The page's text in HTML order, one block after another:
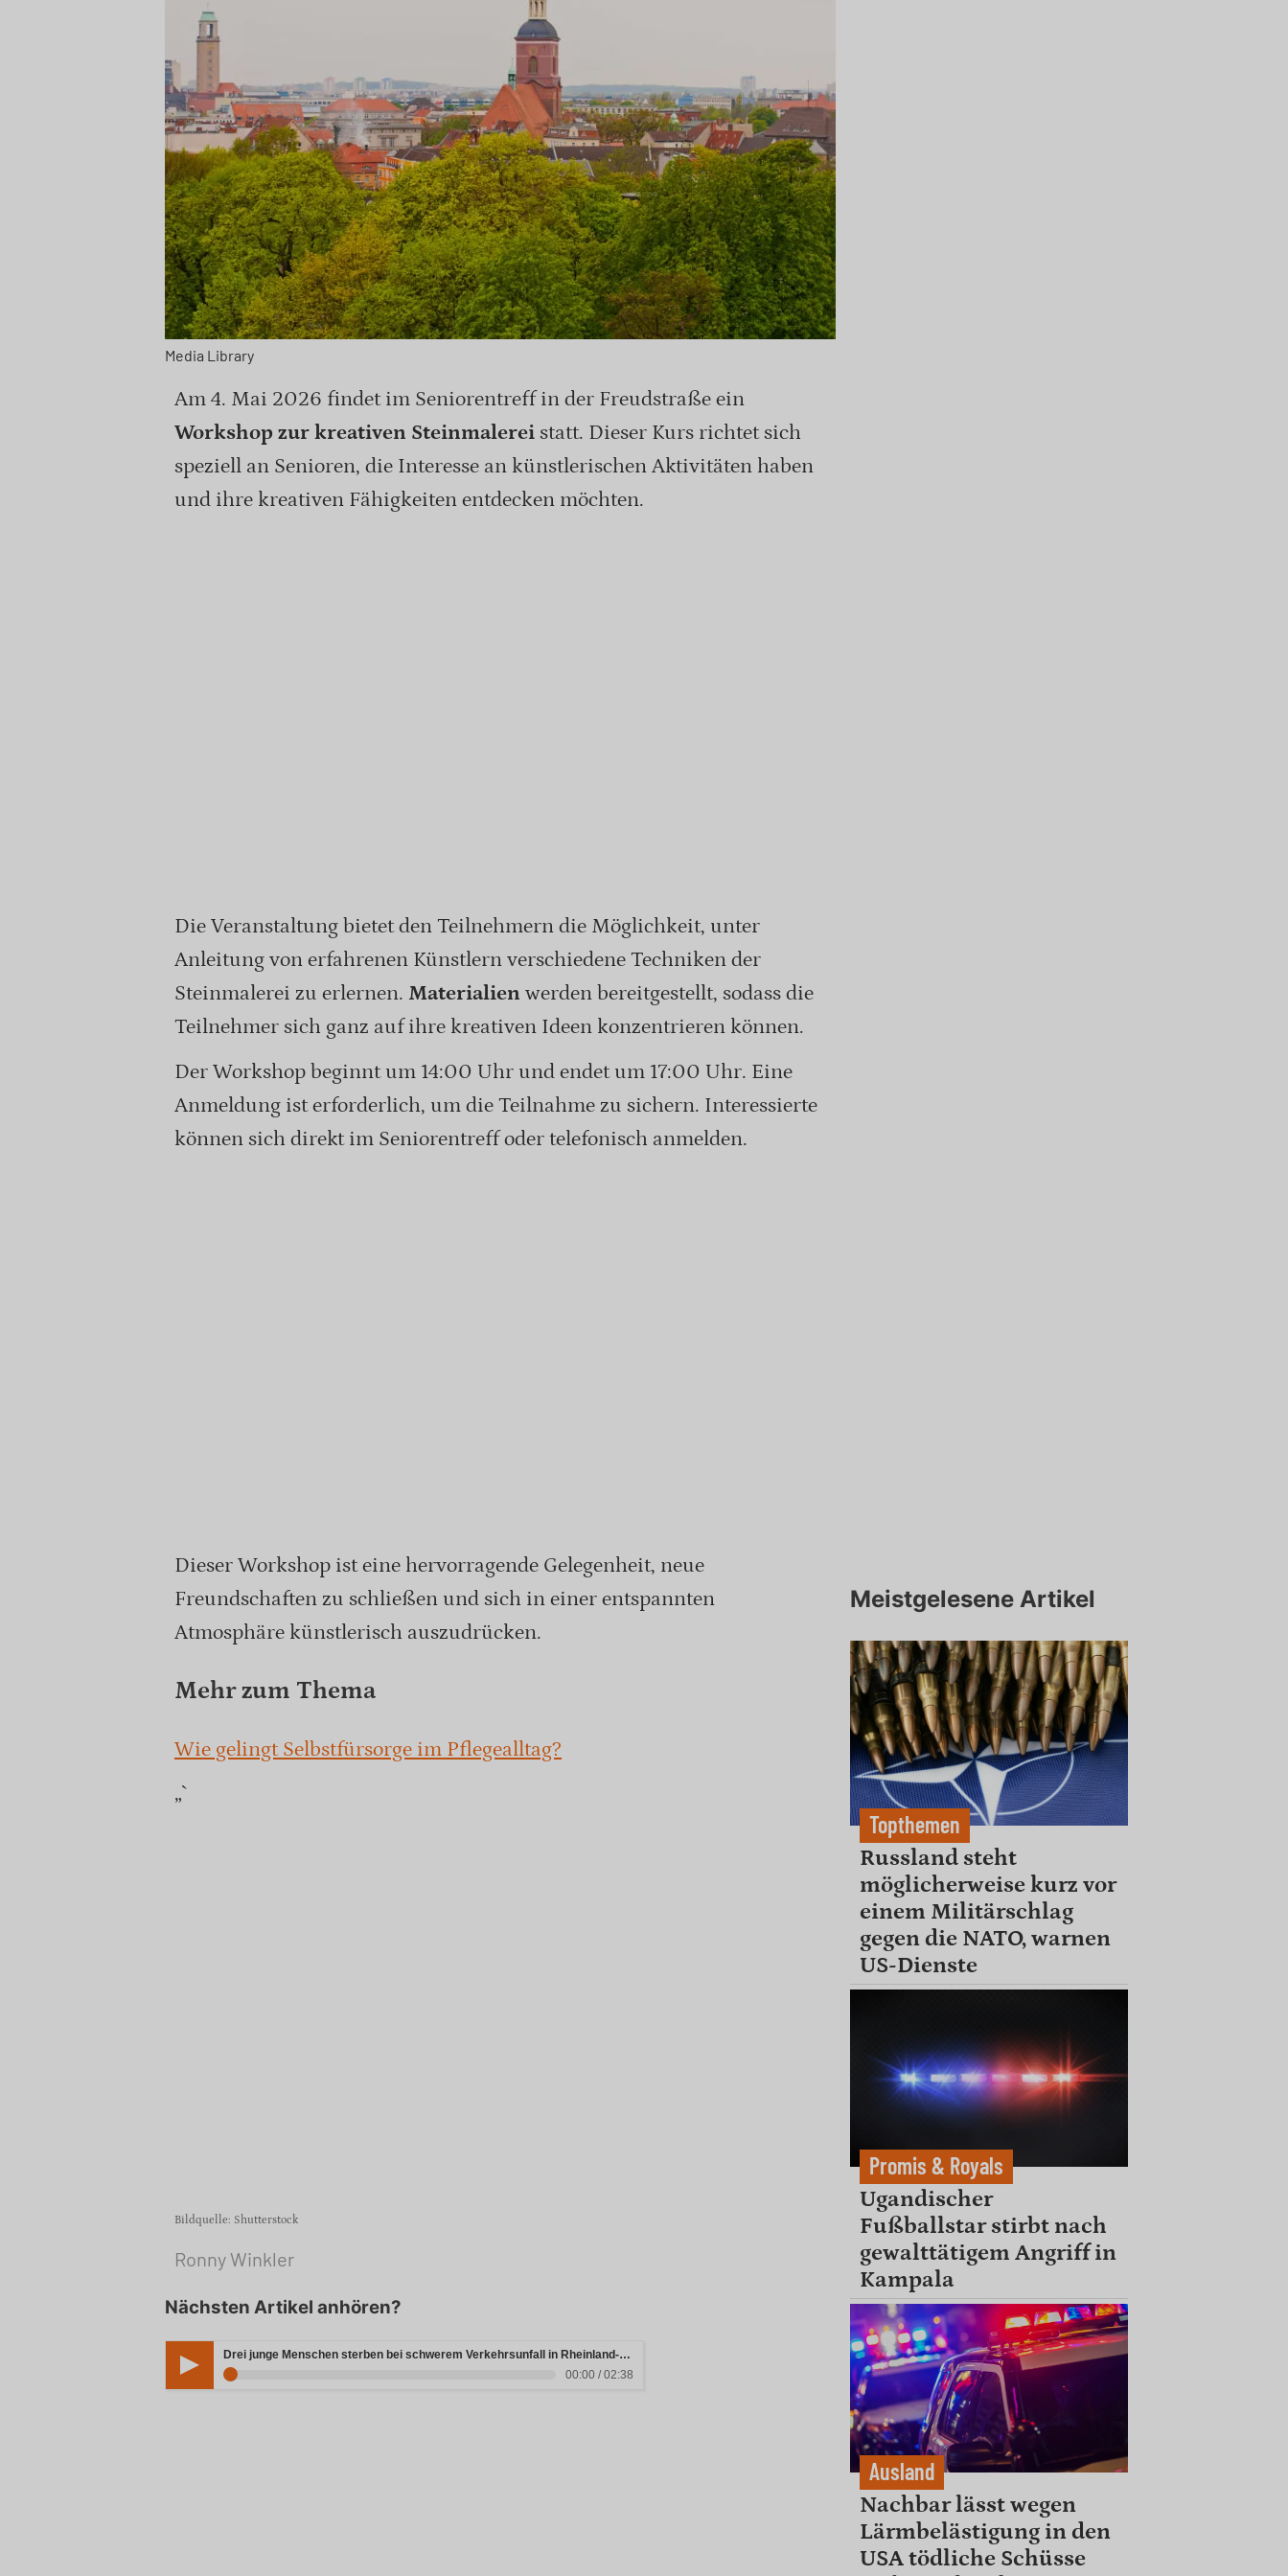
Media Library
Am 4. Mai 2026 findet im Seniorentreff in der Freudstraße ein
Workshop zur kreativen Steinmalerei statt. Dieser Kurs richtet sich
speziell an Senioren, die Interesse an künstlerischen Aktivitäten haben
und ihre kreativen Fähigkeiten entdecken möchten.
Die Veranstaltung bietet den Teilnehmern die Möglichkeit, unter
Anleitung von erfahrenen Künstlern verschiedene Techniken der
Steinmalerei zu erlernen. Materialien werden bereitgestellt, sodass die
Teilnehmer sich ganz auf ihre kreativen Ideen konzentrieren können.
Der Workshop beginnt um 14:00 Uhr und endet um 17:00 Uhr. Eine
Anmeldung ist erforderlich, um die Teilnahme zu sichern. Interessierte
können sich direkt im Seniorentreff oder telefonisch anmelden.
Dieser Workshop ist eine hervorragende Gelegenheit, neue
Freundschaften zu schließen und sich in einer entspannten
Atmosphäre künstlerisch auszudrücken.
Mehr zum Thema
Wie gelingt Selbstfürsorge im Pflegealltag?
„`
Bildquelle: Shutterstock
Ronny Winkler
Nächsten Artikel anhören?
Drei junge Menschen sterben bei schwerem Verkehrsunfall in Rheinland-Pfalz
00:00 / 02:38
Meistgelesene Artikel
Topthemen
Russland steht
möglicherweise kurz vor
einem Militärschlag
gegen die NATO, warnen
US-Dienste
Promis & Royals
Ugandischer
Fußballstar stirbt nach
gewalttätigem Angriff in
Kampala
Ausland
Nachbar lässt wegen
Lärmbelästigung in den
USA tödliche Schüsse